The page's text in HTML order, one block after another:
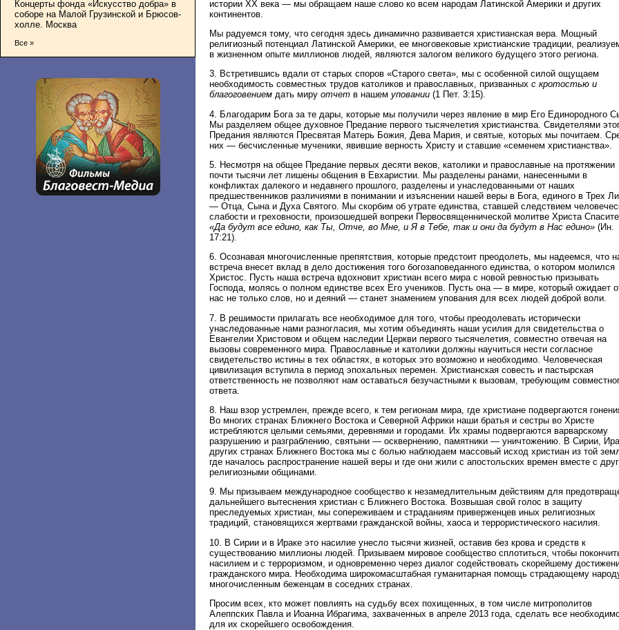
Концерты фонда «Искусство добра» в
соборе на Малой Грузинской и Брюсов-
холле. Москва
Все »
истории ХХ века — мы обращаем наше слово ко всем народам Латинской Америки и других
континентов.
Мы радуемся тому, что сегодня здесь динамично развивается христианская вера. Мощный
религиозный потенциал Латинской Америки, ее многовековые христианские традиции,
в жизненном опыте миллионов людей, являются залогом великого будущего этого региона.
3. Встретившись вдали от старых споров «Старого света», мы с особенной силой ощущаем
необходимость совместных трудов католиков и православных, призванных с кротостью и
благоговением дать миру отчет в нашем уповании (1 Пет. 3:15).
4. Благодарим Бога за те дары, которые мы получили через явление в мир Его Единородного
Мы разделяем общее духовное Предание первого тысячелетия христианства. Свидетелями
Предания являются Пресвятая Матерь Божия, Дева Мария, и святые, которых мы почитаем.
них — бесчисленные мученики, явившие верность Христу и ставшие «семенем христианства».
5. Несмотря на общее Предание первых десяти веков, католики и православные на протяжении
почти тысячи лет лишены общения в Евхаристии. Мы разделены ранами, нанесенными в
конфликтах далекого и недавнего прошлого, разделены и унаследованными от наших
предшественников различиями в понимании и изъяснении нашей веры в Бога, единого в Трех
— Отца, Сына и Духа Святого. Мы скорбим об утрате единства, ставшей следствием
слабости и греховности, произошедшей вопреки Первосвященнической молитве Христа
«Да будут все едино, как Ты, Отче, во Мне, и Я в Тебе, так и они да будут в Нас едино» (Ин.
17:21).
6. Осознавая многочисленные препятствия, которые предстоит преодолеть, мы надеемся, что
встреча внесет вклад в дело достижения того богозаповеданного единства, о котором молился
Христос. Пусть наша встреча вдохновит христиан всего мира с новой ревностью призывать
Господа, молясь о полном единстве всех Его учеников. Пусть она — в мире, который ожидает
нас не только слов, но и деяний — станет знамением упования для всех людей доброй воли.
7. В решимости прилагать все необходимое для того, чтобы преодолевать исторически
унаследованные нами разногласия, мы хотим объединять наши усилия для свидетельства о
Евангелии Христовом и общем наследии Церкви первого тысячелетия, совместно отвечая на
вызовы современного мира. Православные и католики должны научиться нести согласное
свидетельство истины в тех областях, в которых это возможно и необходимо. Человеческая
цивилизация вступила в период эпохальных перемен. Христианская совесть и пастырская
ответственность не позволяют нам оставаться безучастными к вызовам, требующим
ответа.
8. Наш взор устремлен, прежде всего, к тем регионам мира, где христиане подвергаются
Во многих странах Ближнего Востока и Северной Африки наши братья и сестры во Христе
истребляются целыми семьями, деревнями и городами. Их храмы подвергаются варварскому
разрушению и разграблению, святыни — осквернению, памятники — уничтожению. В Сирии,
других странах Ближнего Востока мы с болью наблюдаем массовый исход христиан из той
где началось распространение нашей веры и где они жили с апостольских времен вместе с
религиозными общинами.
9. Мы призываем международное сообщество к незамедлительным действиям для
дальнейшего вытеснения христиан с Ближнего Востока. Возвышая свой голос в защиту
преследуемых христиан, мы сопереживаем и страданиям приверженцев иных религиозных
традиций, становящихся жертвами гражданской войны, хаоса и террористического насилия.
10. В Сирии и в Ираке это насилие унесло тысячи жизней, оставив без крова и средств к
существованию миллионы людей. Призываем мировое сообщество сплотиться, чтобы
насилием и с терроризмом, и одновременно через диалог содействовать скорейшему
гражданского мира. Необходима широкомасштабная гуманитарная помощь страдающему
многочисленным беженцам в соседних странах.
Просим всех, кто может повлиять на судьбу всех похищенных, в том числе митрополитов
Алеппских Павла и Иоанна Ибрагима, захваченных в апреле 2013 года, сделать все
для их скорейшего освобождения.